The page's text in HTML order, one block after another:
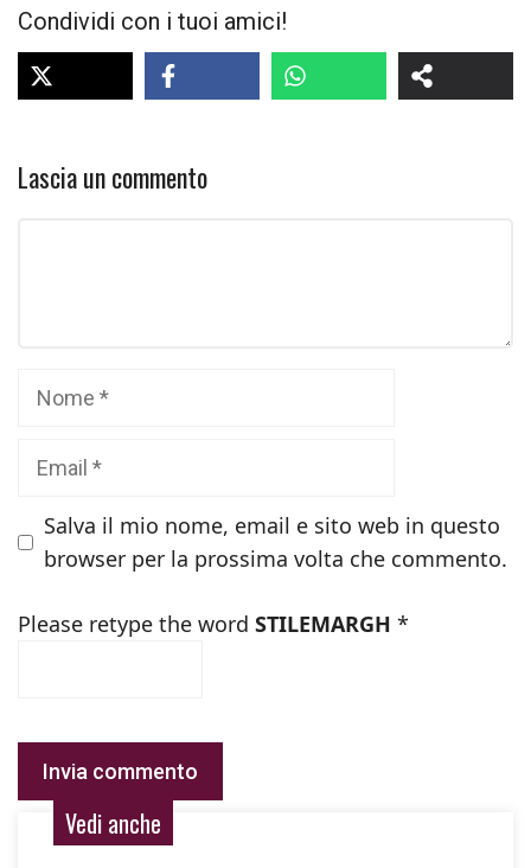
Condividi con i tuoi amici!
Lascia un commento
Salva il mio nome, email e sito web in questo
browser per la prossima volta che commento.
Please retype the word STILEMARGH *
Vedi anche